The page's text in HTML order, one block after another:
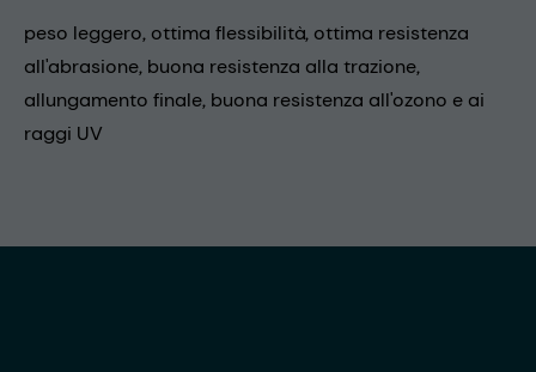
peso leggero, ottima flessibilità, ottima resistenza
all'abrasione, buona resistenza alla trazione,
allungamento finale, buona resistenza all'ozono e ai
raggi UV